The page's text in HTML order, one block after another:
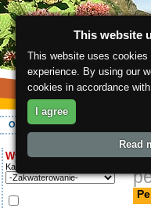
O regionie Aktywnie
Wyszukiwanie:
Kategoria
This website
This website uses cookies
experience. By using our
cookies in accordance
I agree
Read